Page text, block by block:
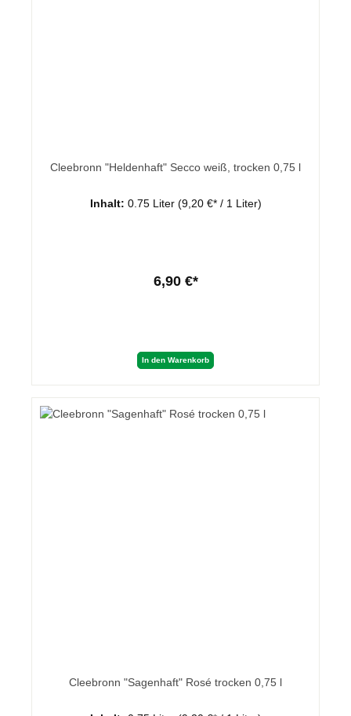
Cleebronn "Heldenhaft" Secco weiß, trocken 0,75 l
Inhalt: 0.75 Liter (9,20 €* / 1 Liter)
6,90 €*
In den Warenkorb
Cleebronn "Sagenhaft" Rosé trocken 0,75 l